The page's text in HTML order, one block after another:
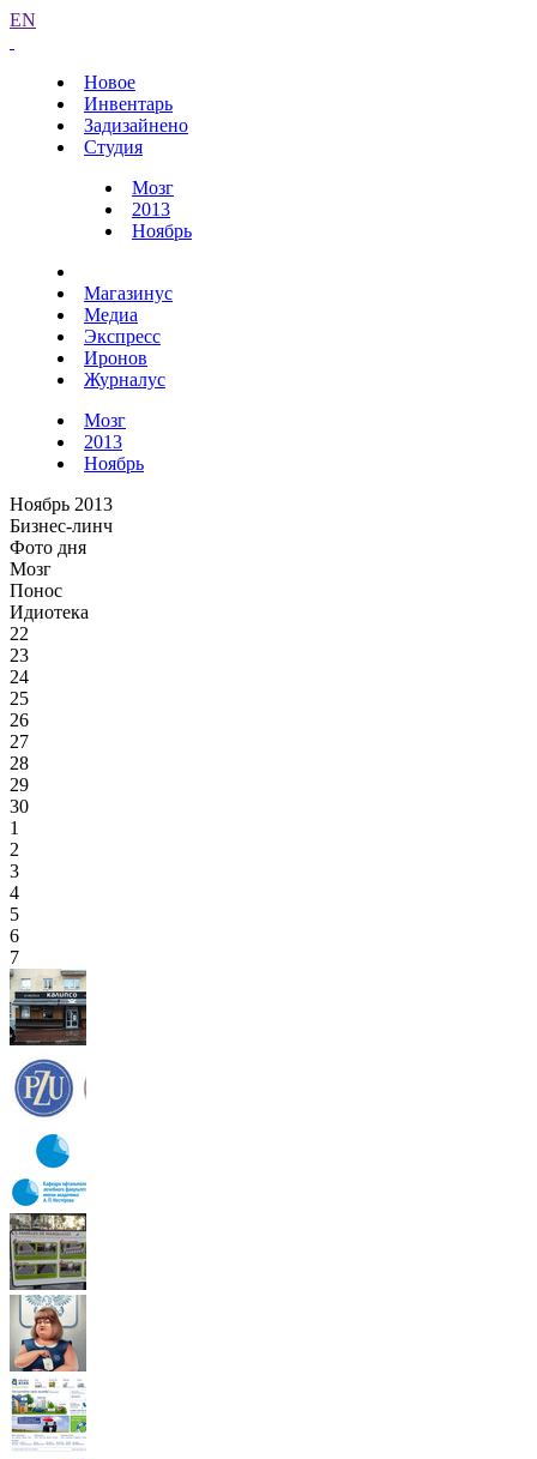
EN
Новое
Инвентарь
Задизайнено
Студия
Мозг
2013
Ноябрь
Магазинус
Медиа
Экспресс
Иронов
Журналус
Мозг
2013
Ноябрь
Ноябрь 2013
Бизнес-линч
Фото дня
Мозг
Понос
Идиотека
22
23
24
25
26
27
28
29
30
1
2
3
4
5
6
7